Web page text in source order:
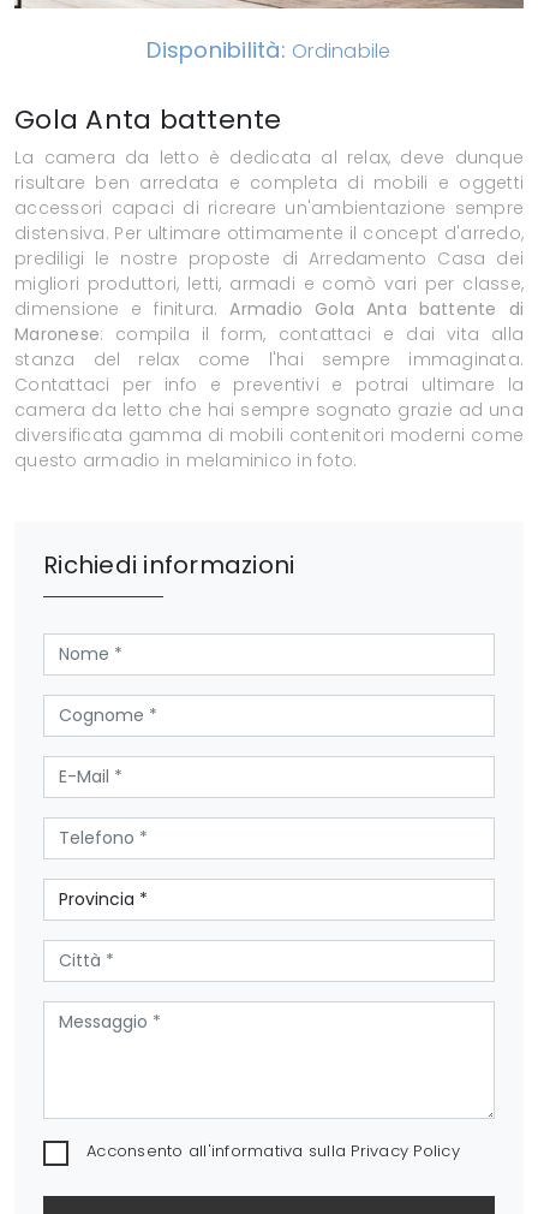
Disponibilità: Ordinabile
Gola Anta battente
La camera da letto è dedicata al relax, deve dunque
risultare ben arredata e completa di mobili e oggetti
accessori capaci di ricreare un'ambientazione sempre
distensiva. Per ultimare ottimamente il concept d'arredo,
prediligi le nostre proposte di Arredamento Casa dei
migliori produttori, letti, armadi e comò vari per classe,
dimensione e finitura.Armadio Gola Anta battente di
Maronese: compila il form, contattaci e dai vita alla
stanza del relax come l'hai sempre immaginata.
Contattaci per info e preventivi e potrai ultimare la
camera da letto che hai sempre sognato grazie ad una
diversificata gamma di mobili contenitori moderni come
questo armadio in melaminico in foto.
Richiedi informazioni
Acconsento all'informativa sulla Privacy Policy